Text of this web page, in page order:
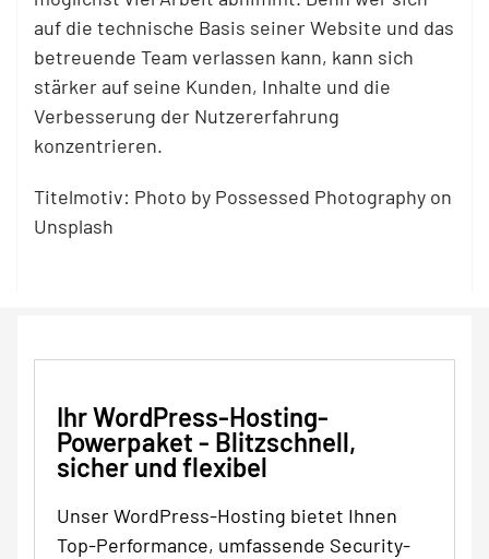
auf die technische Basis seiner Website und das
betreuende Team verlassen kann, kann sich
stärker auf seine Kunden, Inhalte und die
Verbesserung der Nutzererfahrung
konzentrieren.
Titelmotiv: Photo by Possessed Photography on
Unsplash
Ihr WordPress-Hosting-
Powerpaket - Blitzschnell,
sicher und flexibel
Unser WordPress-Hosting bietet Ihnen
Top-Performance, umfassende Security-